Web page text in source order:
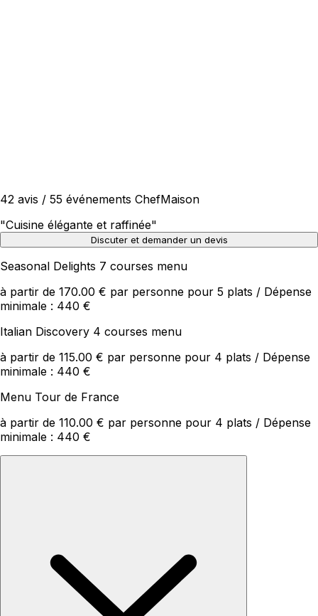
42 avis / 55 événements ChefMaison
"Cuisine élégante et raffinée"
Discuter et demander un devis
Seasonal Delights 7 courses menu
à partir de 170.00 € par personne pour 5 plats / Dépense
minimale : 440 €
Italian Discovery 4 courses menu
à partir de 115.00 € par personne pour 4 plats / Dépense
minimale : 440 €
Menu Tour de France
à partir de 110.00 € par personne pour 4 plats / Dépense
minimale : 440 €